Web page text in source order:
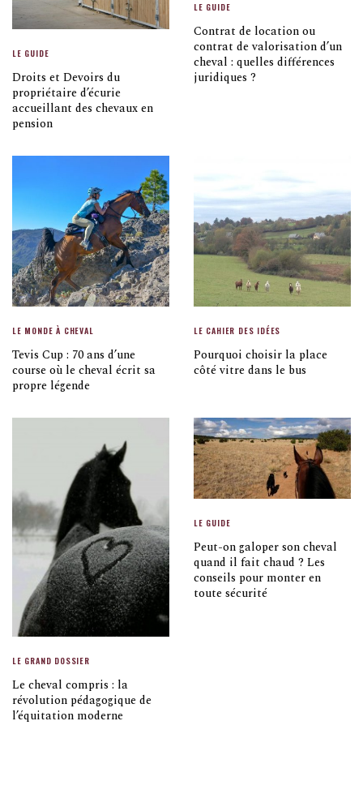
LE GUIDE
Droits et Devoirs du
propriétaire d’écurie
accueillant des chevaux en
pension
LE GUIDE
Contrat de location ou
contrat de valorisation d’un
cheval : quelles différences
juridiques ?
LE MONDE À CHEVAL
Tevis Cup : 70 ans d’une
course où le cheval écrit sa
propre légende
LE CAHIER DES IDÉES
Pourquoi choisir la place
côté vitre dans le bus
LE GRAND DOSSIER
Le cheval compris : la
révolution pédagogique de
l’équitation moderne
LE GUIDE
Peut-on galoper son cheval
quand il fait chaud ? Les
conseils pour monter en
toute sécurité